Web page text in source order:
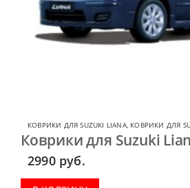
КОВРИКИ ДЛЯ SUZUKI LIANA, КОВРИКИ ДЛЯ
Коврики для Suzuki
2990 руб.